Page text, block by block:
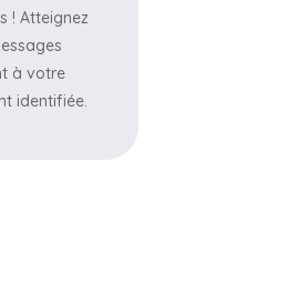
! Atteignez
à votre
identifiée.